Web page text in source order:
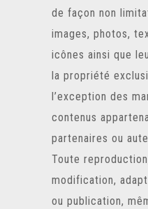
de façon non
images, photos,
icônes ainsi que
la propriété
l’exception des
contenus
partenaires ou
Toute
modification,
ou publication,